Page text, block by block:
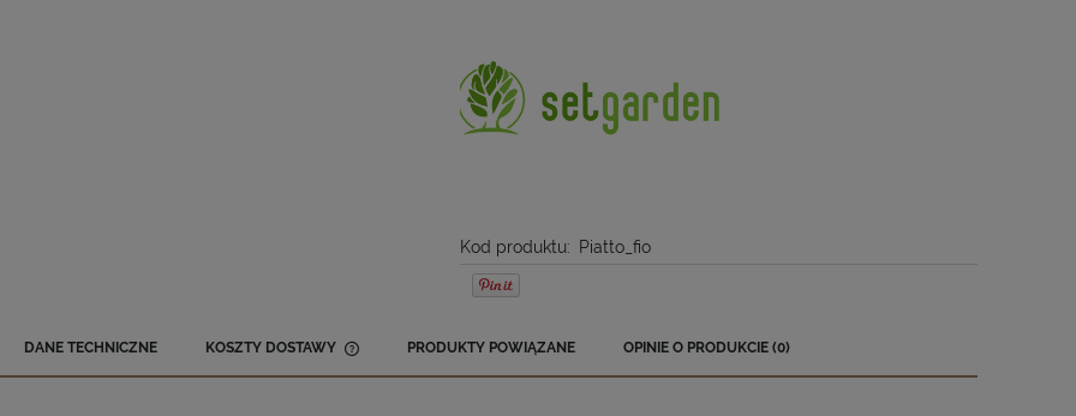
Kod produktu: Piatto_fio
DANE TECHNICZNE KOSZTY DOSTAWY PRODUKTY POWIĄZANE OPINIE O PRODUKCIE (0)